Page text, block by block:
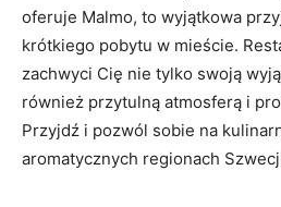
oferuje Malmo, to ⁤wyjątkowa
krótkiego pobytu w⁢ mieście.
zachwyci Cię nie tylko swoją
również przytulną atmosferą i
⁣Przyjdź i pozwól sobie na
aromatycznych regionach